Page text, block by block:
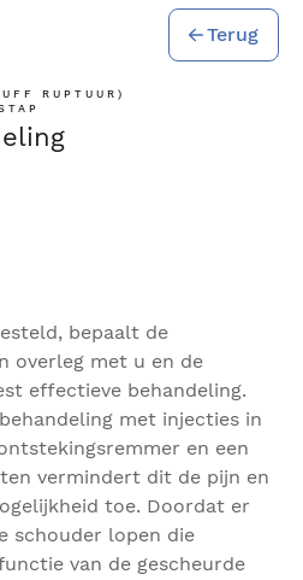
Terug
RUPTUUR)
bepaalt de
overleg met u en de
effectieve behandeling.
met injecties in
en een
vermindert dit de pijn en
toe. Doordat er
schouder lopen die
van de gescheurde